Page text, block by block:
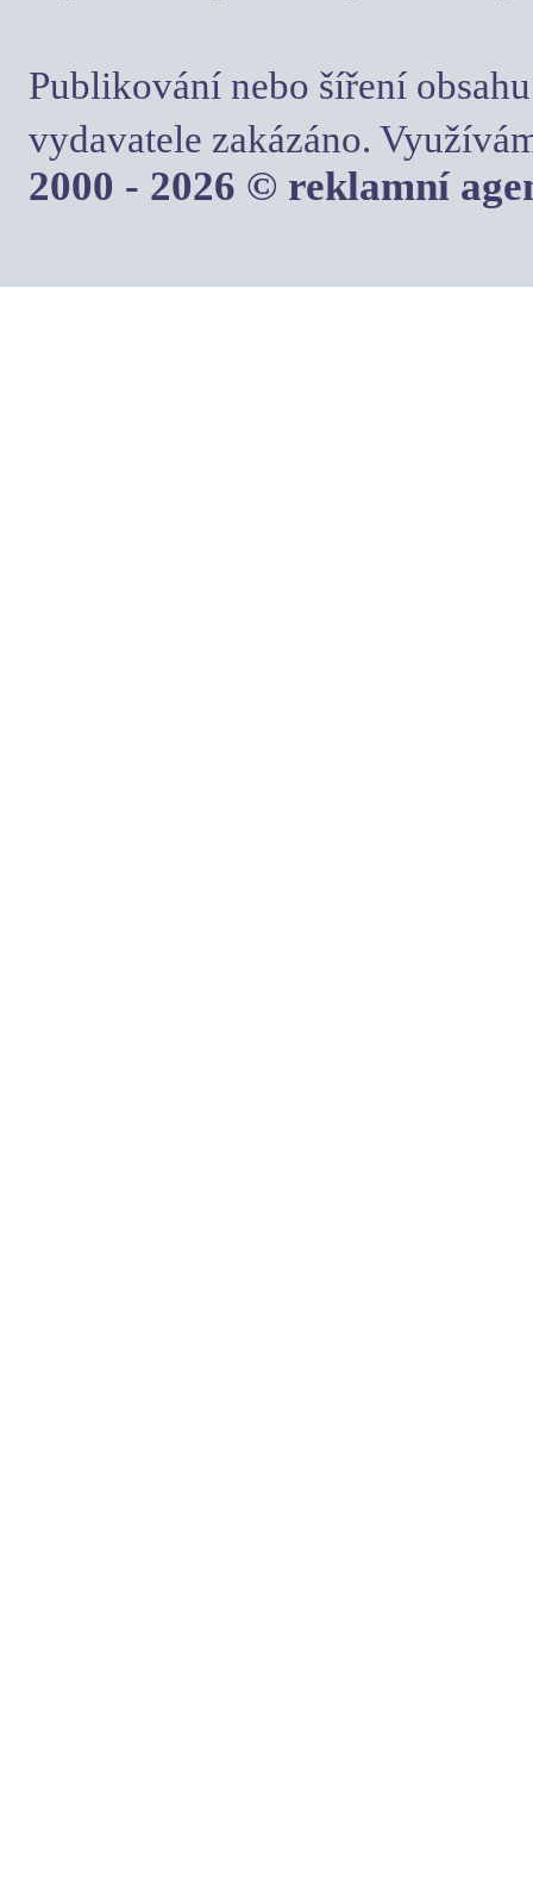
Publikování nebo šíření
vydavatele zakázáno.
2000 - 2026 © reklamní